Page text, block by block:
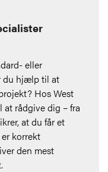
eller
du hjælp til at
Hos West
at rådgive dig – fra
at du får et
korrekt
den mest